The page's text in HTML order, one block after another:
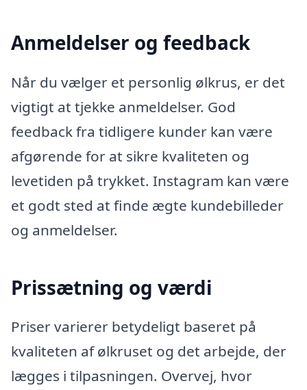
Anmeldelser og feedback
Når du vælger et personlig ølkrus, er det
vigtigt at tjekke anmeldelser. God
feedback fra tidligere kunder kan være
afgørende for at sikre kvaliteten og
levetiden på trykket. Instagram kan være
et godt sted at finde ægte kundebilleder
og anmeldelser.
Prissætning og værdi
Priser varierer betydeligt baseret på
kvaliteten af ølkruset og det arbejde, der
lægges i tilpasningen. Overvej, hvor